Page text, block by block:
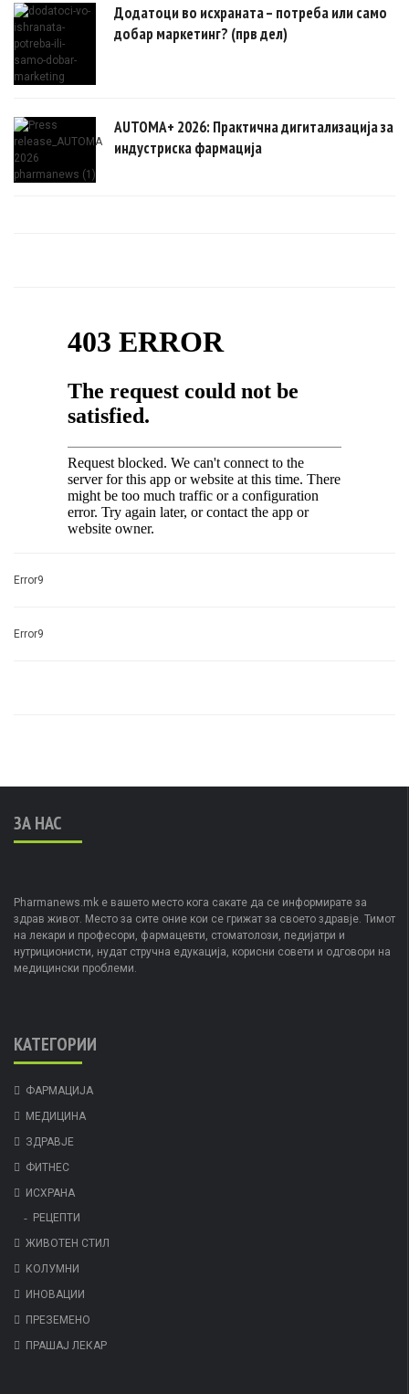
Додатоци во исхраната – потреба или само
добар маркетинг? (прв дел)
AUTOMA+ 2026: Практична дигитализација за
индустриска фармација
Error9
Error9
ЗА НАС
Pharmanews.mk е вашето место кога сакате да се информирате за
здрав живот. Место за сите оние кои се грижат за своето здравје. Тимот
на лекари и професори, фармацевти, стоматолози, педијатри и
нутриционисти, нудат стручна едукација, корисни совети и одговори на
медицински проблеми.
КАТЕГОРИИ
ФАРМАЦИЈА
МЕДИЦИНА
ЗДРАВЈЕ
ФИТНЕС
ИСХРАНА
РЕЦЕПТИ
ЖИВОТЕН СТИЛ
КОЛУМНИ
ИНОВАЦИИ
ПРЕЗЕМЕНО
ПРАШАЈ ЛЕКАР